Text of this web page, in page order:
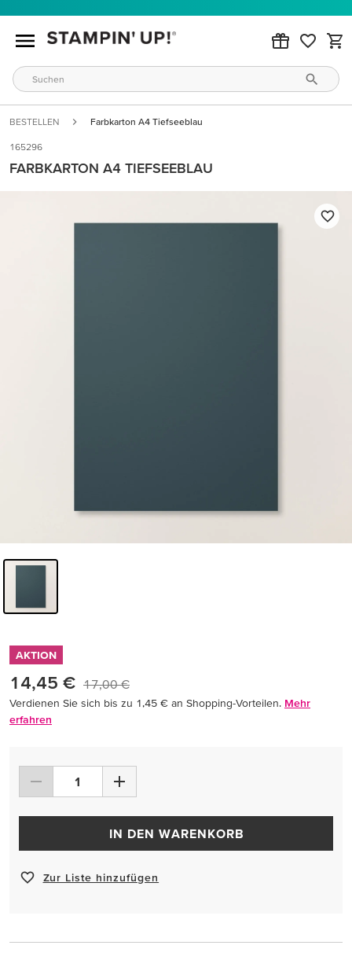
BESTELLEN Farbkarton A4 Tiefseeblau
165296
FARBKARTON A4 TIEFSEEBLAU
AKTION
14,45 € 17,00 €
Verdienen Sie sich bis zu 1,45 € an Shopping-Vorteilen. Mehr
erfahren
IN DEN WARENKORB
Zur Liste hinzufügen